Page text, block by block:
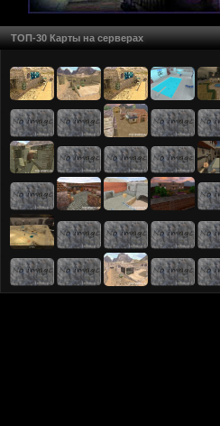
ТОП-30 Карты на серверах